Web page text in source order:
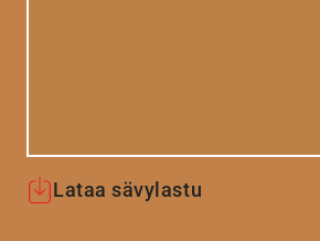
Lataa sävylastu